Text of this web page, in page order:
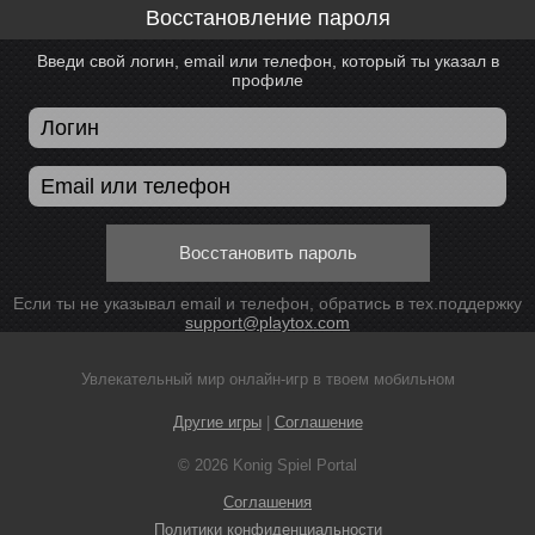
Восстановление пароля
Введи свой логин, email или телефон, который ты указал в
профиле
Восстановить пароль
Если ты не указывал email и телефон, обратись в тех.поддержку
support@playtox.com
Увлекательный мир онлайн-игр в твоем мобильном
Другие игры| Соглашение
© 2026 Konig Spiel Portal
Соглашения
Политики конфиденциальности